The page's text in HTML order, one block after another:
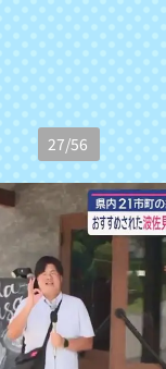
27/56